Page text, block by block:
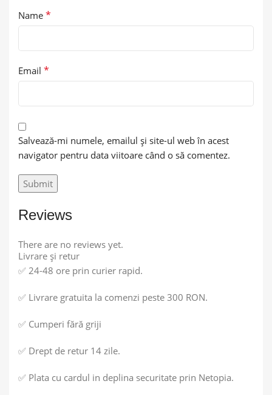
Reviews
There are no reviews yet.
Name *
Email *
Salvează-mi numele, emailul și site-ul web în acest
navigator pentru data viitoare când o să comentez.
Livrare și retur
✅ 24-48 ore prin curier rapid.
✅ Livrare gratuita la comenzi peste 300 RON.
✅ Cumperi fără griji
✅ Drept de retur 14 zile.
✅ Plata cu cardul in deplina securitate prin Netopia.